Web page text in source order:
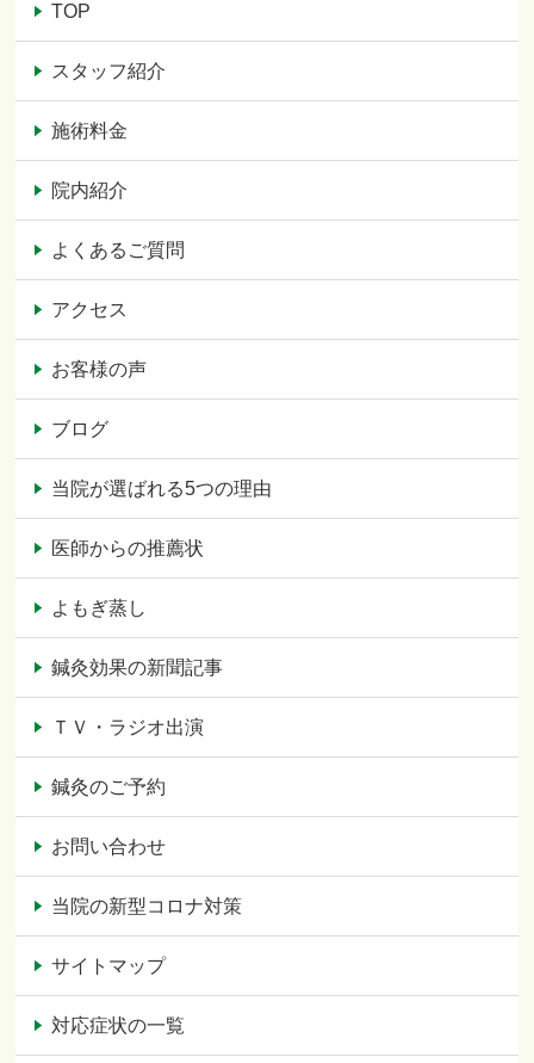
TOP
スタッフ紹介
施術料金
院内紹介
よくあるご質問
アクセス
お客様の声
ブログ
当院が選ばれる5つの理由
医師からの推薦状
よもぎ蒸し
鍼灸効果の新聞記事
ＴＶ・ラジオ出演
鍼灸のご予約
お問い合わせ
当院の新型コロナ対策
サイトマップ
対応症状の一覧